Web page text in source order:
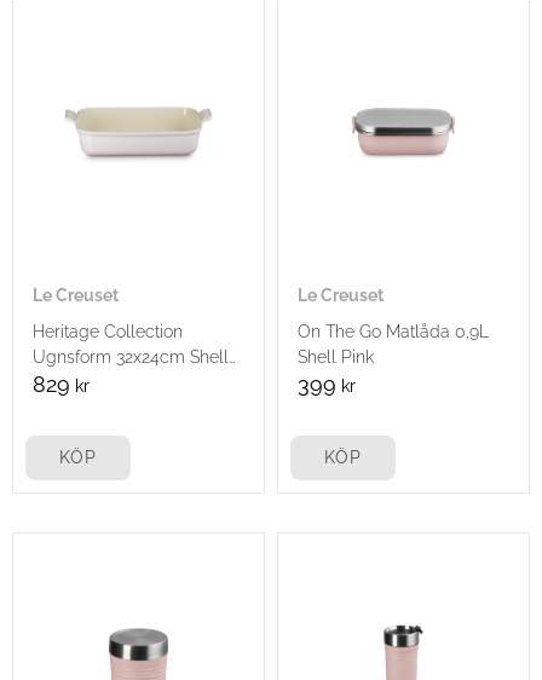
Le Creuset
Heritage Collection
Ugnsform 32x24cm Shell
Pink
829 kr
KÖP
Le Creuset
On The Go Matlåda 0,9L
Shell Pink
399 kr
KÖP